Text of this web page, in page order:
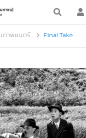
ภาพยนตร์ Final Take